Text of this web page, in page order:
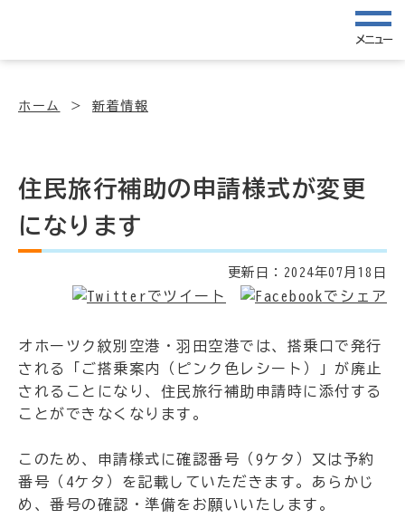
メニュー
ホーム 新着情報
住民旅行補助の申請様式が変更
になります
更新日： 2024年07月18日
オホーツク紋別空港・羽田空港では、搭乗口で発行
される「ご搭乗案内（ピンク色レシート）」が廃止
されることになり、住民旅行補助申請時に添付する
ことができなくなります。
このため、申請様式に確認番号（9ケタ）又は予約
番号（4ケタ）を記載していただきます。あらかじ
め、番号の確認・準備をお願いいたします。